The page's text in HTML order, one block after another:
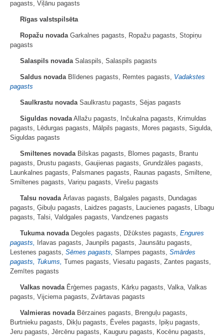
pagasts, Viļānu pagasts
Rīgas valstspilsēta
Ropažu novada Garkalnes pagasts, Ropažu pagasts, Stopiņu
pagasts
Salaspils novada Salaspils, Salaspils pagasts
Saldus novada Blīdenes pagasts, Remtes pagasts, Vadakstes
pagasts
Saulkrastu novada Saulkrastu pagasts, Sējas pagasts
Siguldas novada Allažu pagasts, Inčukalna pagasts, Krimuldas
pagasts, Lēdurgas pagasts, Mālpils pagasts, Mores pagasts, Sigulda,
Siguldas pagasts
Smiltenes novada Bilskas pagasts, Blomes pagasts, Brantu
pagasts, Drustu pagasts, Gaujienas pagasts, Grundzāles pagasts,
Launkalnes pagasts, Palsmanes pagasts, Raunas pagasts, Smiltene,
Smiltenes pagasts, Variņu pagasts, Virešu pagasts
Talsu novada Ārlavas pagasts, Balgales pagasts, Dundagas
pagasts, Ģibuļu pagasts, Laidzes pagasts, Laucienes pagasts, Lībagu
pagasts, Talsi, Valdgales pagasts, Vandzenes pagasts
Tukuma novada Degoles pagasts, Džūkstes pagasts, Engures
pagasts,
Irlavas pagasts, Jaunpils pagasts, Jaunsātu pagasts,
Lestenes pagasts, Sēmes pagasts, Slampes pagasts, Smārdes
pagasts,
Tukums, Tumes pagasts, Viesatu pagasts, Zantes pagasts,
Zemītes pagasts
Valkas novada Ērģemes pagasts, Kārķu pagasts, Valka, Valkas
pagasts, Vijciema pagasts, Zvārtavas pagasts
Valmieras novada Bērzaines pagasts, Brenguļu pagasts,
Burtnieku pagasts, Dikļu pagasts, Ēveles pagasts, Ipiķu pagasts,
Jeru pagasts, Jērcēnu pagasts, Kauguru pagasts, Kocēnu pagasts,